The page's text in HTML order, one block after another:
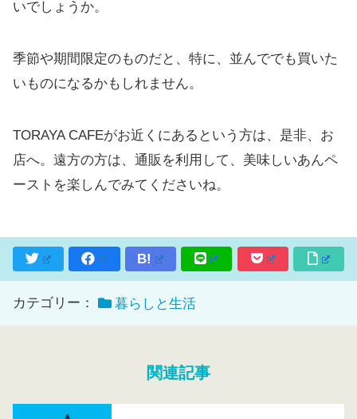
いでしょうか。
季節や期間限定のものだと、特に、並んででも買いた
いものになるかもしれません。
TORAYA CAFEがお近くにあるという方は、是非、お
店へ。遠方の方は、通販を利用して、美味しいあんペ
ーストを楽しんでみてくださいね。
B!
カテゴリー： 暮らしと生活
関連記事